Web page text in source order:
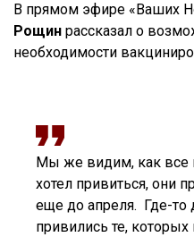
В прямом эфире «Ваших
Рощин рассказал о
необходимости
Мы же видим, как все
хотел привиться, они
еще до апреля. Где-то
привились те,